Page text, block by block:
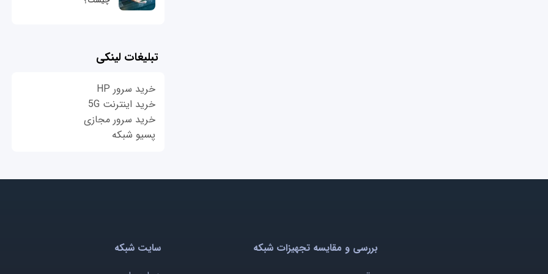
تبلیغات لینکی
خرید سرور HP
خرید اینترنت 5G
خرید سرور مجازی
پسیو شبکه
بررسی و مقایسه تجهیزات شبکه
سایت شبکه